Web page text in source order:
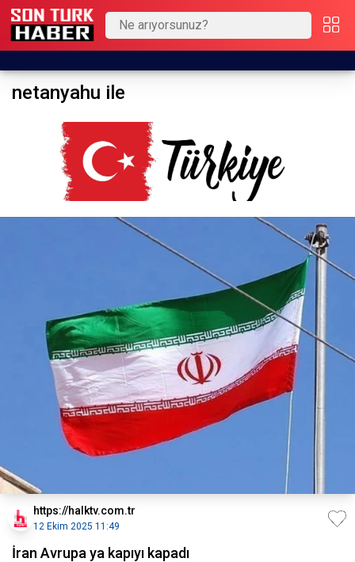
netanyahu ile
https://halktv.com.tr
12 Ekim 2025 11:49
İran Avrupa ya kapıyı kapadı